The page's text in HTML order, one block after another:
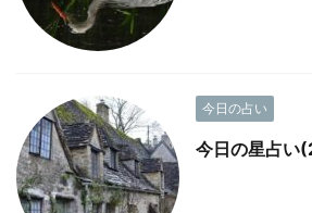
今日の占い
今日の星占